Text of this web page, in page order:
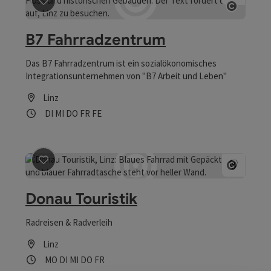
Beitrag merken: B7 Fahrradzentrum
B7 Fahrradzentrum
Das B7 Fahrradzentrum ist ein sozialökonomisches
Integrationsunternehmen von "B7 Arbeit und Leben"
Linz
Öffnungszeiten
DI Dienstag geöffnet
MI Mittwoch geöffnet
DO Donnerstag geöffnet
FR Freitag geöffnet
FEFeiertag geöffnet
Beitrag merken: Donau Touristik
Donau Touristik
Radreisen & Radverleih
Linz
Öffnungszeiten
MO Montag geöffnet
DI Dienstag geöffnet
MI Mittwoch geöffnet
DO Donnerstag geöffnet
FRFreitag geöffnet